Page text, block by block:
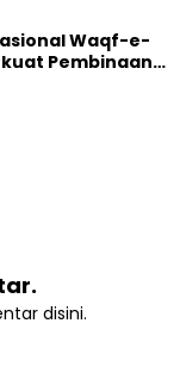
Waqf-e-
Pembinaan
disini.